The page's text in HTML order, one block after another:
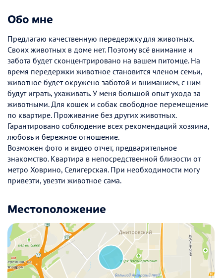
Обо мне
Предлагаю качественную передержку для животных.
Своих животных в доме нет. Поэтому всё внимание и
забота будет сконцентрировано на вашем питомце. На
время передержки животное становится членом семьи,
животное будет окружено заботой и вниманием, с ним
будут играть, ухаживать. У меня большой опыт ухода за
животными. Для кошек и собак свободное перемещение
по квартире. Проживание без других животных.
Гарантировано соблюдение всех рекомендаций хозяина,
любовь и бережное отношение.
Возможен фото и видео отчет, предварительное
знакомство. Квартира в непосредственной близости от
метро Ховрино, Селигерская. При необходимости могу
привезти, увезти животное сама.
Местоположение